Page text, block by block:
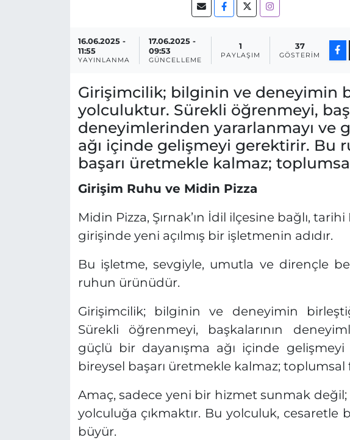
16.06.2025 -
11:55
YAYINLANMA
17.06.2025 -
09:53
GÜNCELLEME
1
PAYLAŞIM
37
GÖSTERIM
Girişimcilik; bilginin ve deneyimin
yolculuktur. Sürekli öğrenmeyi,
deneyimlerinden yararlanmayı ve
ağı içinde gelişmeyi gerektirir. Bu
başarı üretmekle kalmaz;
Girişim Ruhu ve Midin Pizza
Midin Pizza, Şırnak’ın İdil ilçesine bağlı,
girişinde yeni açılmış bir işletmenin adıdır.
Bu işletme, sevgiyle, umutla ve dirençle
ruhun ürünüdür.
Girişimcilik; bilginin ve deneyimin
Sürekli öğrenmeyi, başkalarının
güçlü bir dayanışma ağı içinde
bireysel başarı üretmekle kalmaz; toplumsal
Amaç, sadece yeni bir hizmet sunmak
yolculuğa çıkmaktır. Bu yolculuk, cesaretle
büyür.